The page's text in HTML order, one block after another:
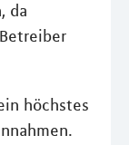
da
höchstes